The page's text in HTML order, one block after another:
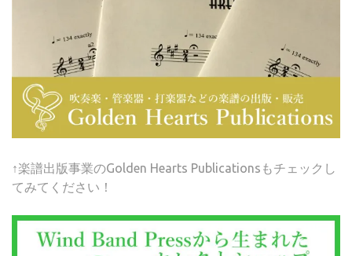
↑楽譜出版事業のGolden Hearts Publicationsもチェックし
てみてください！